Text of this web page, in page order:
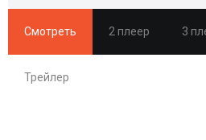
Смотреть 2 плеер 3
Трейлер